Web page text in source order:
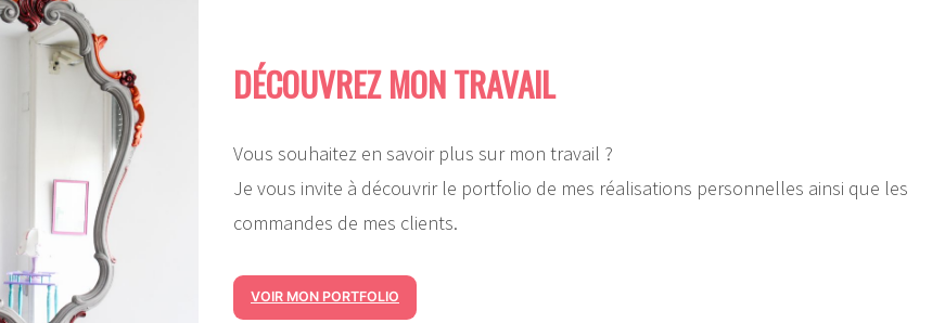
DÉCOUVREZ MON TRAVAIL
Vous souhaitez en savoir plus sur mon travail ?
Je vous invite à découvrir le portfolio de mes réalisations personnelles ainsi que les
commandes de mes clients.
VOIR MON PORTFOLIO